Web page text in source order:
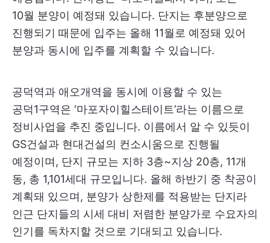
10월 분양이 예정돼 있습니다. 단지는 후분양으로
진행되기 때문에 입주는 올해 11월로 예정돼 있어
분양과 동시에 입주를 계획할 수 있습니다.
공덕역과 애오개역을 동시에 이용할 수 있는
공덕1구역은 ‘마포자이힐스테이트’라는 이름으로
정비사업을 추진 중입니다. 이름에서 알 수 있듯이
GS건설과 현대건설의 컨소시움으로 진행될
예정이며, 단지 규모는 지하 3층~지상 20층, 11개
동, 총 1,101세대 규모입니다. 올해 하반기 중 착공이
계획돼 있으며, 분양가 상한제를 적용받는 단지라
인근 단지들의 시세 대비 저렴한 분양가로 수요자의
인기를 독차지할 것으로 기대되고 있습니다.